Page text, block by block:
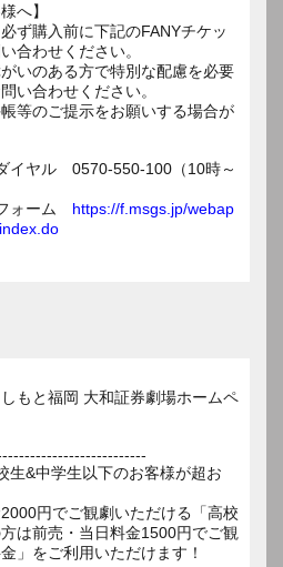
へ】
ず購入前に下記のFANYチケッ
合わせください。
いのある方で特別な配慮を必要
い合わせください。
等のご提示をお願いする場合が
イヤル 0570-550-100（10時～
ォーム https://f.msgs.jp/webap
もと福岡 大和証券劇場ホームペ
&中学生以下のお客様が超お
円でご観劇いただける「高校
は前売・当日料金1500円でご観
」をご利用いただけます！